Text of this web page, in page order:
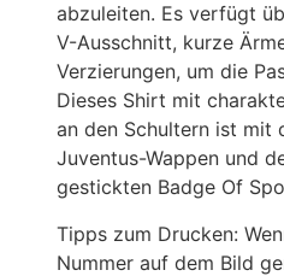
abzuleiten. Es verfügt
V-Ausschnitt, kurze
Verzierungen, um die
Dieses Shirt mit
an den Schultern ist mit
Juventus-Wappen und
gestickten Badge Of
Tipps zum Drucken:
Nummer auf dem Bild